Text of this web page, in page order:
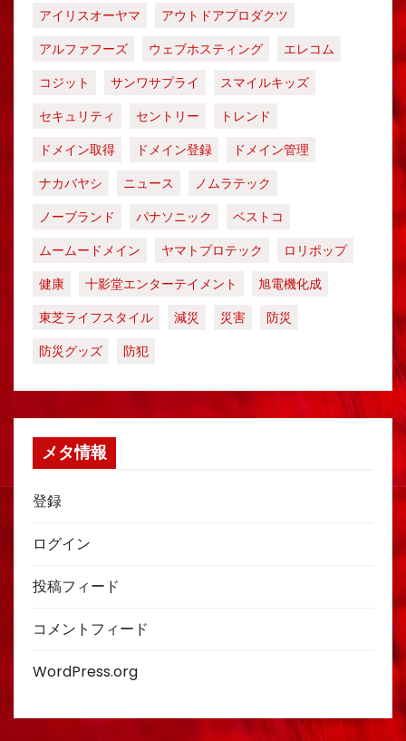
アイリスオーヤマ
アウトドアプロダクツ
アルファフーズ
ウェブホスティング
エレコム
コジット
サンワサプライ
スマイルキッズ
セキュリティ
セントリー
トレンド
ドメイン取得
ドメイン登録
ドメイン管理
ナカバヤシ
ニュース
ノムラテック
ノーブランド
パナソニック
ベストコ
ムームードメイン
ヤマトプロテック
ロリポップ
健康
十影堂エンターテイメント
旭電機化成
東芝ライフスタイル
減災 災害
防災
防災グッズ
防犯
メタ情報
登録
ログイン
投稿フィード
コメントフィード
WordPress.org